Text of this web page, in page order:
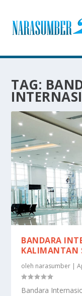
TAG:
BANDARA
KALIMANTAN
oleh narasumber |
Bandara